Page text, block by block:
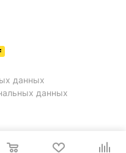
данных
данных